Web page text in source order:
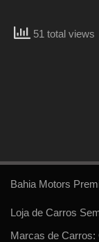
51 total views
Bahia Motors
Loja de Carros
Marcas de Carros: